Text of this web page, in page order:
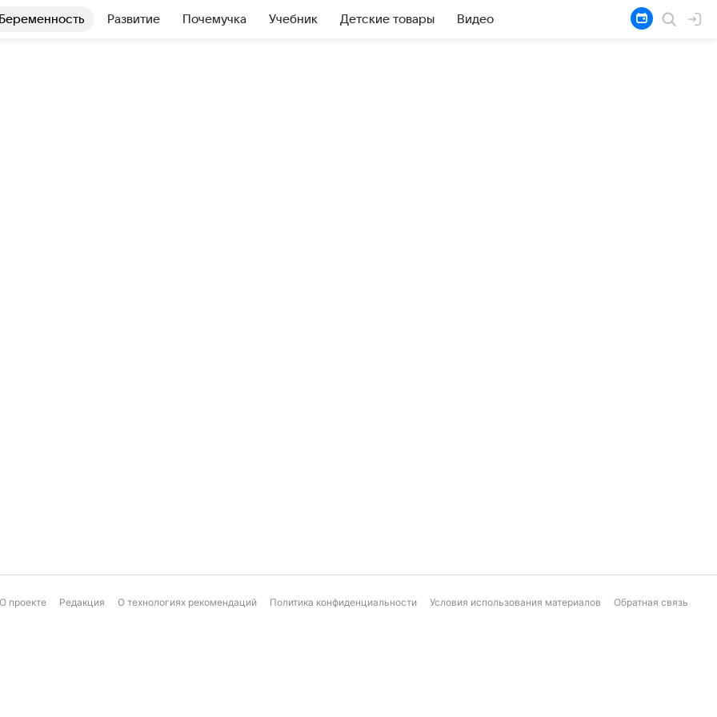
Беременность Развитие Почемучка Учебник Детские товары Видео
О проекте Редакция О технологиях рекомендаций Политика конфиденциальности Условия использования материалов Обратная связь